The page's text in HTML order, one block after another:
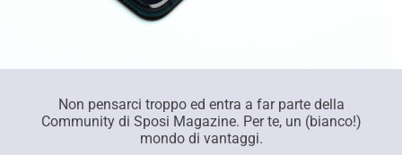
Non pensarci troppo ed entra a far parte della
Community di Sposi Magazine. Per te, un (bianco!)
mondo di vantaggi.